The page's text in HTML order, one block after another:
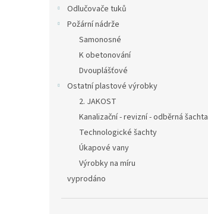
Odlučovače tuků
Požární nádrže
Samonosné
K obetonování
Dvouplášťové
Ostatní plastové výrobky
2. JAKOST
Kanalizační - revizní - odběrná šachta
Technologické šachty
Úkapové vany
Výrobky na míru
vyprodáno